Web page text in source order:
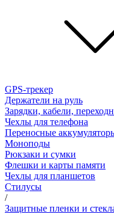
GPS-трекер
Держатели на руль
Зарядки, кабели,
Чехлы для телефона
Переносные
Моноподы
Рюкзаки и сумки
Флешки и карты памяти
Чехлы для планшетов
Стилусы
/
Защитные пленки и